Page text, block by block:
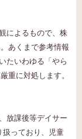
によるもので、株
あくまで参考情報
たいわゆる「やら
重に対処します。
放課後等デイサー
扱っており、児童